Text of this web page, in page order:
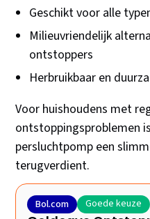
Geschikt voor alle
Milieuvriendelijk
ontstoppers
Herbruikbaar en
Voor huishoudens met
ontstoppingsproblemen
persluchtpomp een
terugverdient.
Bol.com Goede keuze